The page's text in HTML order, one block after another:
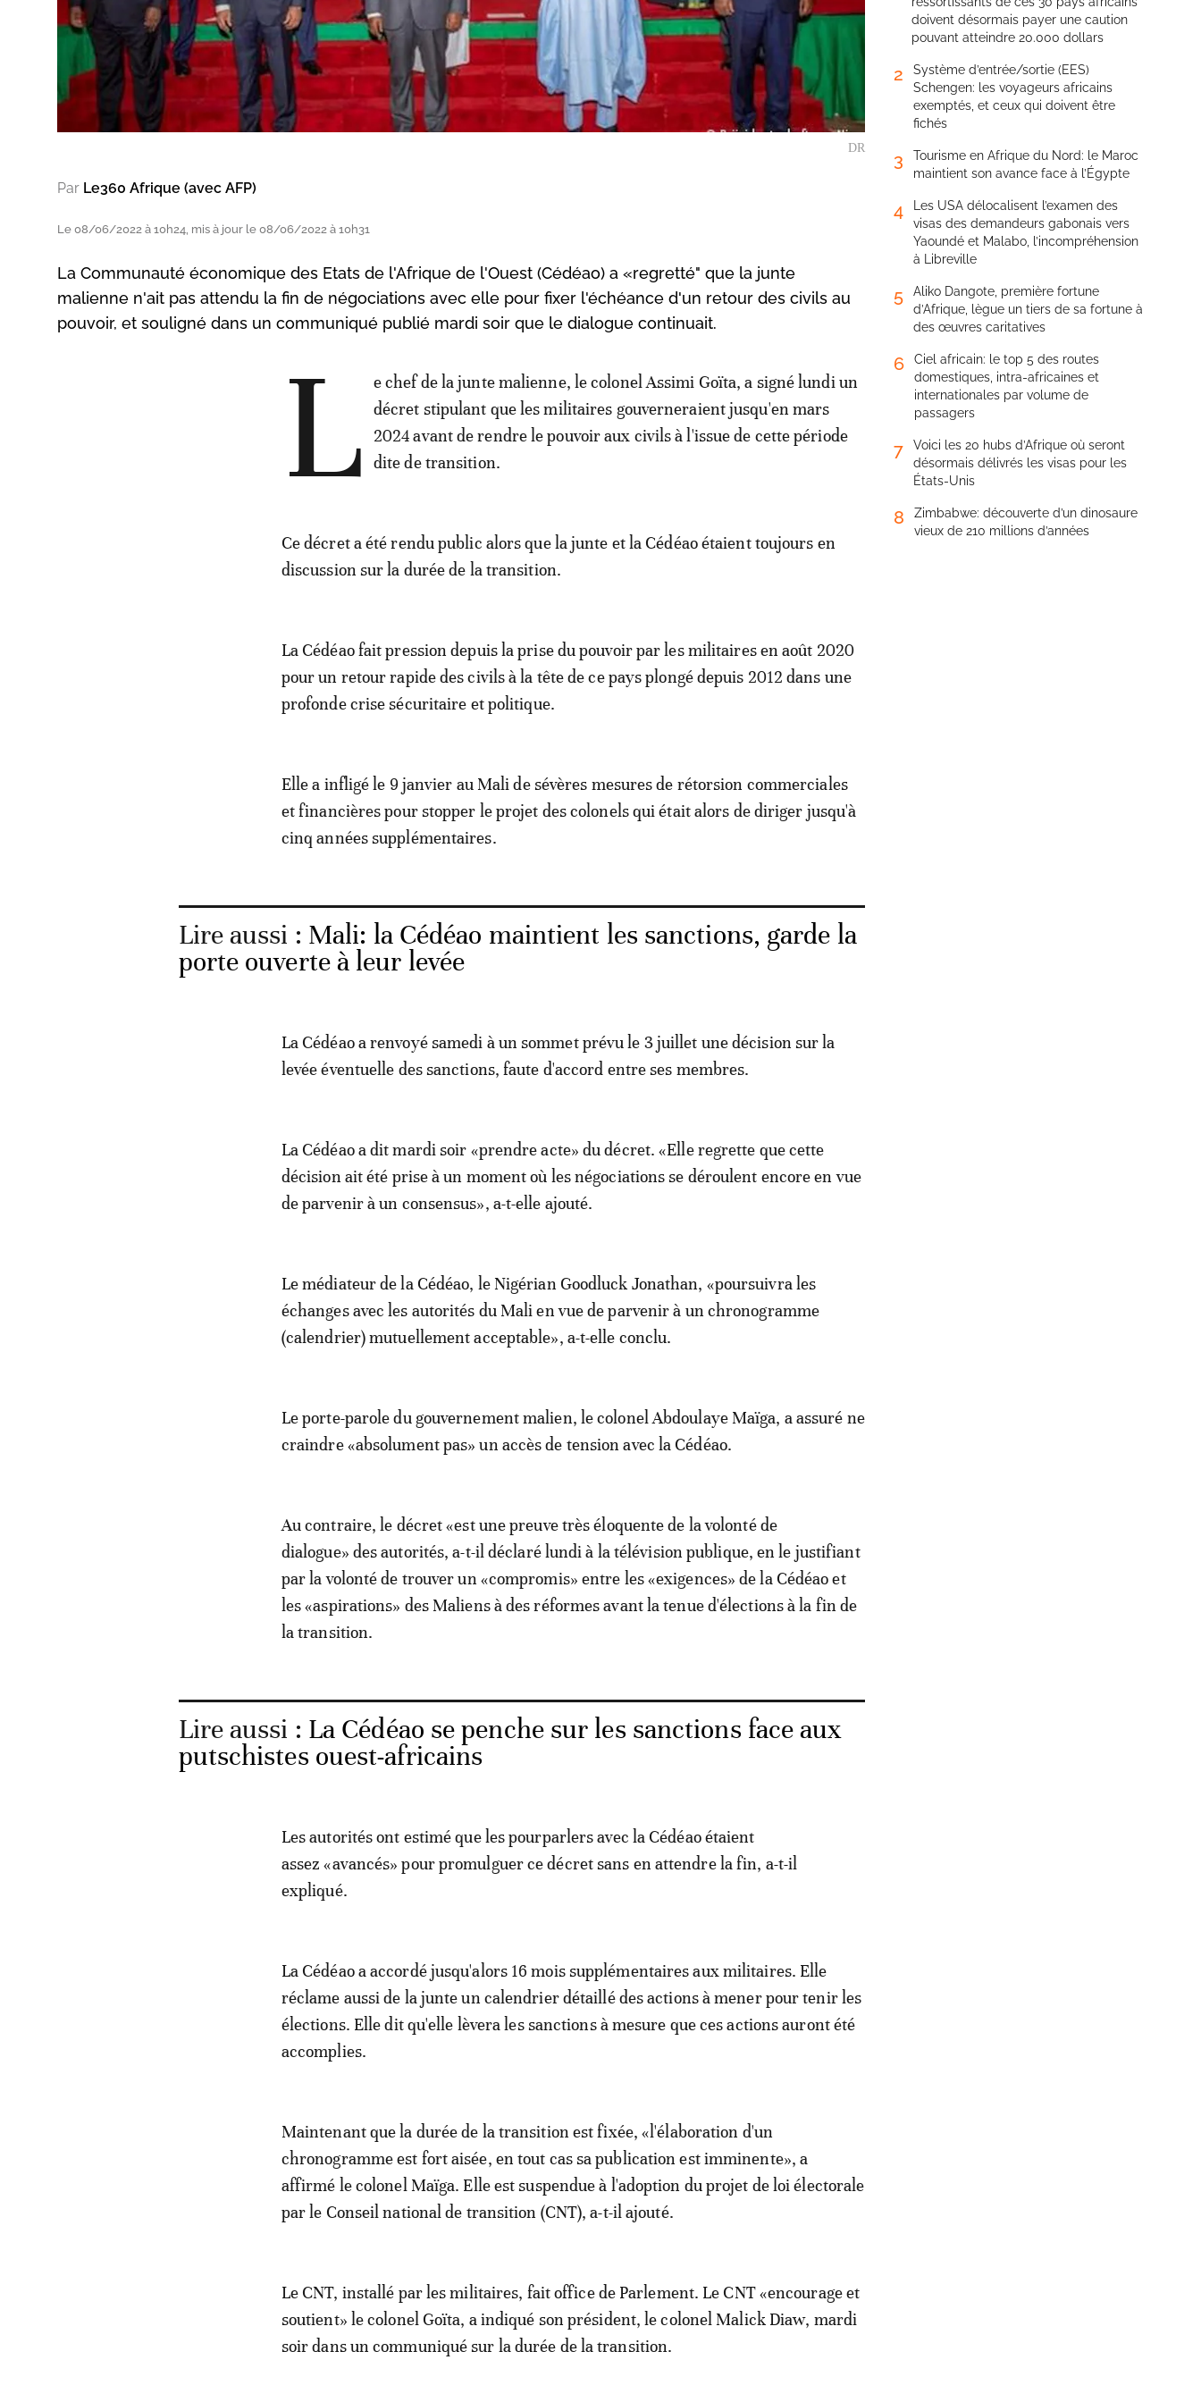
DR
Par Le360 Afrique (avec AFP)
Le 08/06/2022 à 10h24, mis à jour le 08/06/2022 à 10h31
La Communauté économique des Etats de l'Afrique de l'Ouest (Cédéao) a «regretté" que la junte
malienne n'ait pas attendu la fin de négociations avec elle pour fixer l'échéance d'un retour des civils au
pouvoir, et souligné dans un communiqué publié mardi soir que le dialogue continuait.
L
e chef de la junte malienne, le colonel Assimi Goïta, a signé lundi un
décret stipulant que les militaires gouverneraient jusqu'en mars
2024 avant de rendre le pouvoir aux civils à l'issue de cette période
dite de transition.
Ce décret a été rendu public alors que la junte et la Cédéao étaient toujours en
discussion sur la durée de la transition.
La Cédéao fait pression depuis la prise du pouvoir par les militaires en août 2020
pour un retour rapide des civils à la tête de ce pays plongé depuis 2012 dans une
profonde crise sécuritaire et politique.
Elle a infligé le 9 janvier au Mali de sévères mesures de rétorsion commerciales
et financières pour stopper le projet des colonels qui était alors de diriger jusqu'à
cinq années supplémentaires.
Lire aussi : Mali: la Cédéao maintient les sanctions, garde la
porte ouverte à leur levée
La Cédéao a renvoyé samedi à un sommet prévu le 3 juillet une décision sur la
levée éventuelle des sanctions, faute d'accord entre ses membres.
La Cédéao a dit mardi soir «prendre acte» du décret. «Elle regrette que cette
décision ait été prise à un moment où les négociations se déroulent encore en vue
de parvenir à un consensus», a-t-elle ajouté.
Le médiateur de la Cédéao, le Nigérian Goodluck Jonathan, «poursuivra les
échanges avec les autorités du Mali en vue de parvenir à un chronogramme
(calendrier) mutuellement acceptable», a-t-elle conclu.
Le porte-parole du gouvernement malien, le colonel Abdoulaye Maïga, a assuré ne
craindre «absolument pas» un accès de tension avec la Cédéao.
Au contraire, le décret «est une preuve très éloquente de la volonté de
dialogue» des autorités, a-t-il déclaré lundi à la télévision publique, en le justifiant
par la volonté de trouver un «compromis» entre les «exigences» de la Cédéao et
les «aspirations» des Maliens à des réformes avant la tenue d'élections à la fin de
la transition.
Lire aussi : La Cédéao se penche sur les sanctions face aux
putschistes ouest-africains
Les autorités ont estimé que les pourparlers avec la Cédéao étaient
assez «avancés» pour promulguer ce décret sans en attendre la fin, a-t-il
expliqué.
La Cédéao a accordé jusqu'alors 16 mois supplémentaires aux militaires. Elle
réclame aussi de la junte un calendrier détaillé des actions à mener pour tenir les
élections. Elle dit qu'elle lèvera les sanctions à mesure que ces actions auront été
accomplies.
Maintenant que la durée de la transition est fixée, «l'élaboration d'un
chronogramme est fort aisée, en tout cas sa publication est imminente», a
affirmé le colonel Maïga. Elle est suspendue à l'adoption du projet de loi électorale
par le Conseil national de transition (CNT), a-t-il ajouté.
Le CNT, installé par les militaires, fait office de Parlement. Le CNT «encourage et
soutient» le colonel Goïta, a indiqué son président, le colonel Malick Diaw, mardi
soir dans un communiqué sur la durée de la transition.
doivent désormais payer une caution
pouvant atteindre 20.000 dollars
2
Système d’entrée/sortie (EES)
Schengen: les voyageurs africains
exemptés, et ceux qui doivent être
fichés
3
Tourisme en Afrique du Nord: le Maroc
maintient son avance face à l’Égypte
4
Les USA délocalisent l’examen des
visas des demandeurs gabonais vers
Yaoundé et Malabo, l’incompréhension
à Libreville
5
Aliko Dangote, première fortune
d’Afrique, lègue un tiers de sa fortune à
des œuvres caritatives
6
Ciel africain: le top 5 des routes
domestiques, intra-africaines et
internationales par volume de
passagers
7
Voici les 20 hubs d’Afrique où seront
désormais délivrés les visas pour les
États-Unis
8
Zimbabwe: découverte d’un dinosaure
vieux de 210 millions d’années